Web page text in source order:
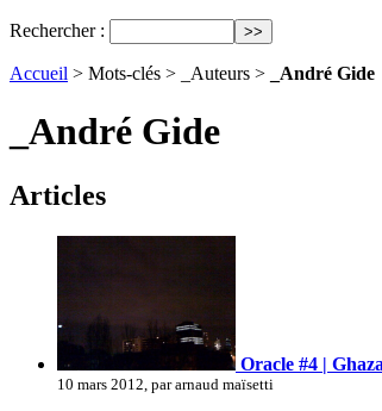
Rechercher :
Accueil > Mots-clés > _Auteurs > _André Gide
_André Gide
Articles
Oracle #4 |
10 mars 2012, par arnaud maïsetti